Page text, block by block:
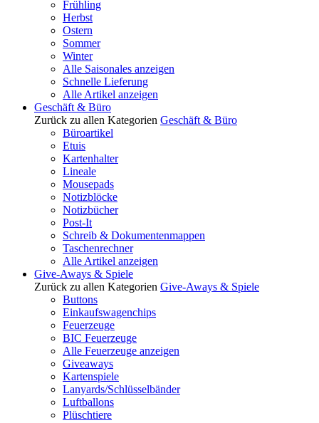
Frühling
Herbst
Ostern
Sommer
Winter
Alle Saisonales anzeigen
Schnelle Lieferung
Alle Artikel anzeigen
Geschäft & Büro
Zurück zu allen Kategorien Geschäft & Büro
Büroartikel
Etuis
Kartenhalter
Lineale
Mousepads
Notizblöcke
Notizbücher
Post-It
Schreib & Dokumentenmappen
Taschenrechner
Alle Artikel anzeigen
Give-Aways & Spiele
Zurück zu allen Kategorien Give-Aways & Spiele
Buttons
Einkaufswagenchips
Feuerzeuge
BIC Feuerzeuge
Alle Feuerzeuge anzeigen
Giveaways
Kartenspiele
Lanyards/Schlüsselbänder
Luftballons
Plüschtiere